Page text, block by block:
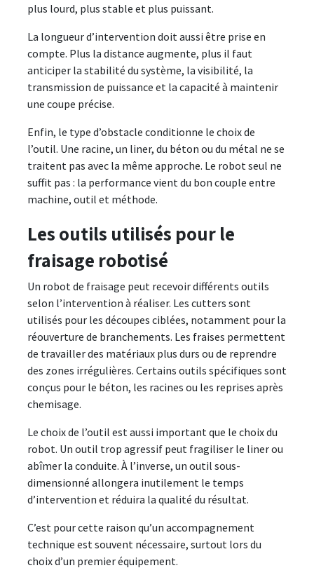
plus lourd, plus stable et plus puissant.
La longueur d’intervention doit aussi être prise en
compte. Plus la distance augmente, plus il faut
anticiper la stabilité du système, la visibilité, la
transmission de puissance et la capacité à maintenir
une coupe précise.
Enfin, le type d’obstacle conditionne le choix de
l’outil. Une racine, un liner, du béton ou du métal ne se
traitent pas avec la même approche. Le robot seul ne
suffit pas : la performance vient du bon couple entre
machine, outil et méthode.
Les outils utilisés pour le
fraisage robotisé
Un robot de fraisage peut recevoir différents outils
selon l’intervention à réaliser. Les cutters sont
utilisés pour les découpes ciblées, notamment pour la
réouverture de branchements. Les fraises permettent
de travailler des matériaux plus durs ou de reprendre
des zones irrégulières. Certains outils spécifiques sont
conçus pour le béton, les racines ou les reprises après
chemisage.
Le choix de l’outil est aussi important que le choix du
robot. Un outil trop agressif peut fragiliser le liner ou
abîmer la conduite. À l’inverse, un outil sous-
dimensionné allongera inutilement le temps
d’intervention et réduira la qualité du résultat.
C’est pour cette raison qu’un accompagnement
technique est souvent nécessaire, surtout lors du
choix d’un premier équipement.